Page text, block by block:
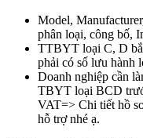
Model,
phân loại, công bố,
TTBYT loại C, D
phải có số lưu hành
Doanh nghiệp cần
TBYT loại BCD
VAT=> Chi tiết hồ
hỗ trợ nhé ạ.